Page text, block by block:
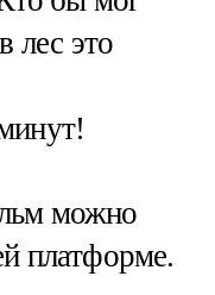
лес это
можно
платформе.